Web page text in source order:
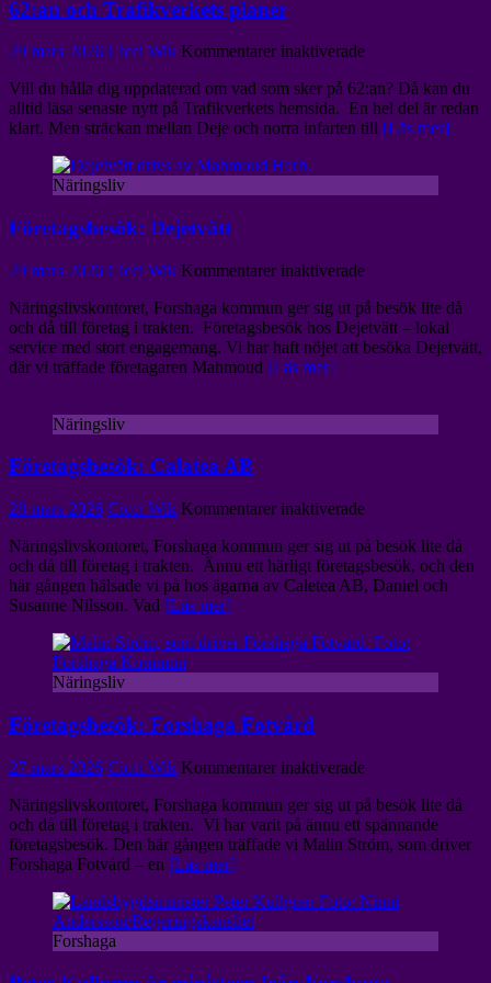
62:an och Trafikverkets planer
29 mars 2026 Cicci Wik Kommentarer inaktiveradeför
och
Trafikverkets
planer
Vill du hålla dig uppdaterad om vad som sker på 62:an? Då kan du
alltid läsa senaste nytt på Trafikverkets hemsida. En hel del är redan
klart. Men sträckan mellan Deje och norra infarten till [Läs mer]
Näringsliv
Företagsbesök: Dejetvätt
29 mars 2026 Cicci Wik Kommentarer inaktiveradeför
Dejetvätt
Näringslivskontoret, Forshaga kommun ger sig ut på besök lite då
och då till företag i trakten. Företagsbesök hos Dejetvätt – lokal
service med stort engagemang. Vi har haft nöjet att besöka Dejetvätt,
där vi träffade företagaren Mahmoud [Läs mer]
Näringsliv
Företagsbesök: Calatea AB
28 mars 2026 Cicci Wik Kommentarer inaktiveradeför
Calatea
AB
Näringslivskontoret, Forshaga kommun ger sig ut på besök lite då
och då till företag i trakten. Ännu ett härligt företagsbesök, och den
här gången hälsade vi på hos ägarna av Caletea AB, Daniel och
Susanne Nilsson. Vad [Läs mer]
Näringsliv
Företagsbesök: Forshaga Fotvård
27 mars 2026 Cicci Wik Kommentarer inaktiveradeför
Forshaga
Fotvård
Näringslivskontoret, Forshaga kommun ger sig ut på besök lite då
och då till företag i trakten. Vi har varit på ännu ett spännande
företagsbesök. Den här gången träffade vi Malin Ström, som driver
Forshaga Fotvård – en [Läs mer]
Forshaga